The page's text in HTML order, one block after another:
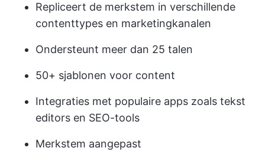
Repliceert de merkstem in verschillende
contenttypes en marketingkanalen
Ondersteunt meer dan 25 talen
50+ sjablonen voor content
Integraties met populaire apps zoals tekst
editors en SEO-tools
Merkstem aangepast